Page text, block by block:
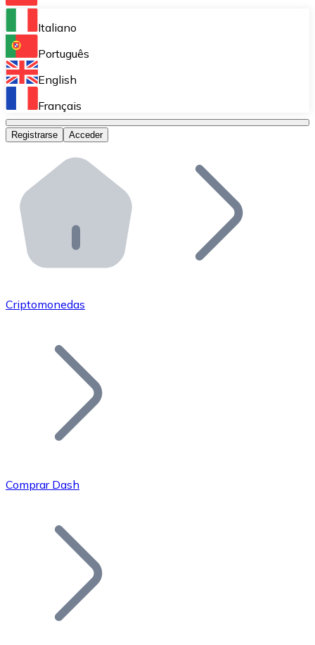
Bitnovo Ramp
Integra nuestra solución en tu plataforma.
Bitnovo Giftcards
Bitnovo OTC
Bitnovo ATM
Integra un ATM Bitnovo en tu negocio y permite que
Bitnovo API
Integra nuestra API en tu ecosistema.
Únete a nuestra red de distribuidores.
Añade tu proyecto a nuestro ecosistema.
Bitcoin
Italiano
Português
English
Français
Registrarse Acceder
Criptomonedas
Comprar Dash